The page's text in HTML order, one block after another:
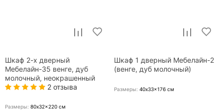
Шкаф 2-х дверный
Мебелайн-35 венге, дуб
молочный, неокрашенный
2 отзыва
Размеры: 80x32x220 см
Шкаф 1 дверный Мебелайн-2
(венге, дуб молочный)
Размеры: 40x33x176 см